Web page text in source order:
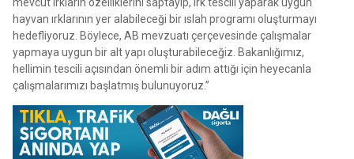
hayvan ırklarının yer alabileceği bir ıslah programı oluşturmayı
hedefliyoruz. Böylece, AB mevzuatı çerçevesinde çalışmalar
yapmaya uygun bir alt yapı oluşturabileceğiz. Bakanlığımız,
hellimin tescili açısından önemli bir adım attığı için heyecanla
çalışmalarımızı başlatmış bulunuyoruz.”